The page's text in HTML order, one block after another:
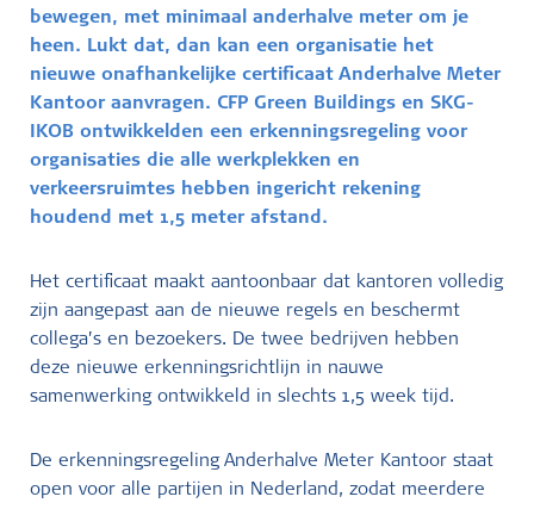
bewegen, met minimaal anderhalve meter om je
heen. Lukt dat, dan kan een organisatie het
nieuwe onafhankelijke certificaat Anderhalve Meter
Kantoor aanvragen. CFP Green Buildings en SKG-
IKOB ontwikkelden een erkenningsregeling voor
organisaties die alle werkplekken en
verkeersruimtes hebben ingericht rekening
houdend met 1,5 meter afstand.
Het certificaat maakt aantoonbaar dat kantoren volledig
zijn aangepast aan de nieuwe regels en beschermt
collega’s en bezoekers. De twee bedrijven hebben
deze nieuwe erkenningsrichtlijn in nauwe
samenwerking ontwikkeld in slechts 1,5 week tijd.
De erkenningsregeling Anderhalve Meter Kantoor staat
open voor alle partijen in Nederland, zodat meerdere